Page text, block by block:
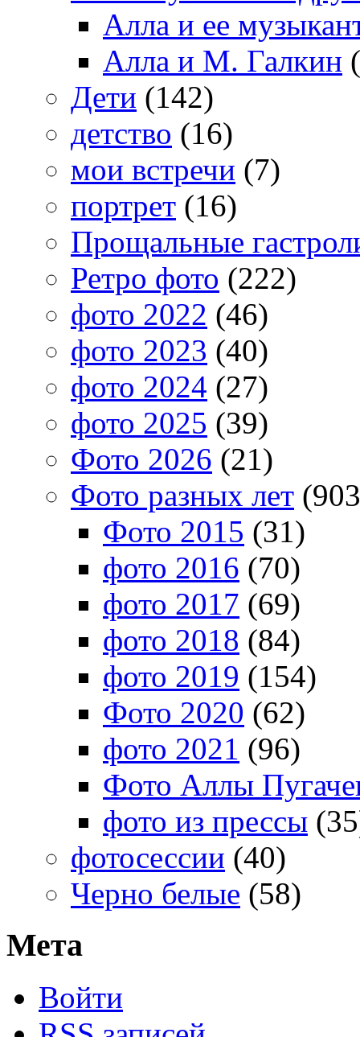
Алла и ее
Алла и М. Галкин
Дети (142)
детство (16)
мои встречи (7)
портрет (16)
Прощальные
Ретро фото (222)
фото 2022 (46)
фото 2023 (40)
фото 2024 (27)
фото 2025 (39)
Фото 2026 (21)
Фото разных лет
Фото 2015 (31)
фото 2016 (70)
фото 2017 (69)
фото 2018 (84)
фото 2019 (154)
Фото 2020 (62)
фото 2021 (96)
Фото Аллы
фото из прессы
фотосессии (40)
Черно белые (58)
Мета
Войти